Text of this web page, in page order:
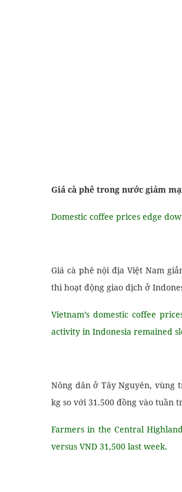
Giá cà phê trong nước giảm
Domestic coffee prices edge
Giá cà phê nội địa Việt Nam
thì hoạt động giao dịch ở
Vietnam’s domestic coffee
activity in Indonesia remained
Nông dân ở Tây Nguyên, vùng
kg so với 31.500 đồng vào tuần
Farmers in the Central
versus VND 31,500 last week.
Ngữ